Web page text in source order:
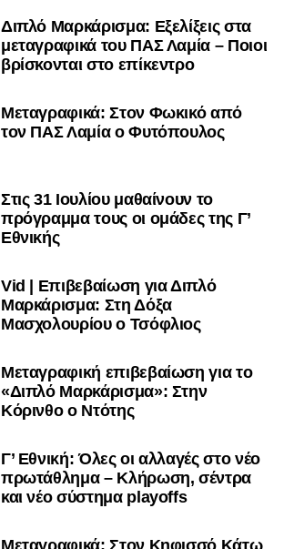
Διπλό Μαρκάρισμα: Εξελίξεις στα
μεταγραφικά του ΠΑΣ Λαμία – Ποιοι
βρίσκονται στο επίκεντρο
Μεταγραφικά: Στον Φωκικό από
τον ΠΑΣ Λαμία ο Φυτόπουλος
Στις 31 Ιουλίου μαθαίνουν το
πρόγραμμα τους οι ομάδες της Γ’
Εθνικής
Vid | Επιβεβαίωση για Διπλό
Μαρκάρισμα: Στη Δόξα
Μασχολουρίου ο Τσόφλιος
Μεταγραφική επιβεβαίωση για το
«Διπλό Μαρκάρισμα»: Στην
Κόρινθο ο Ντότης
Γ’ Εθνική: Όλες οι αλλαγές στο νέο
πρωτάθλημα – Κλήρωση, σέντρα
και νέο σύστημα playoffs
Μεταγραφικά: Στον Κηφισσό Κάτω